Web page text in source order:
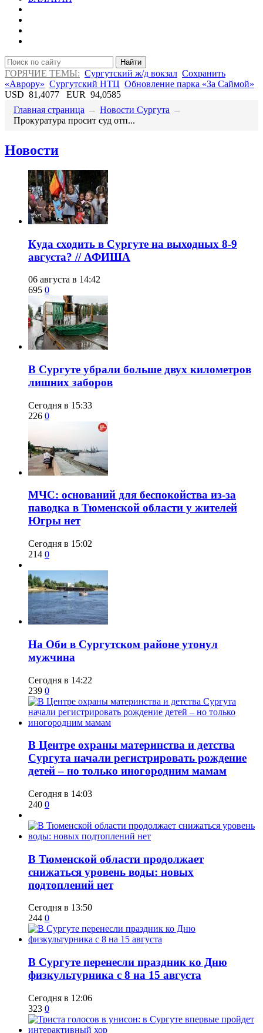
Найти
ГОРЯЧИЕ ТЕМЫ: Сургутский ж/д вокзал Сохранить
«Аврору» Сургутский НТЦ Обновление парка «За Саймой»
USD 81,4077 EUR 94,0585
Главная страница → Новости Сургута →
Прокуратура просит суд отп...
Новости
​Куда сходить в Сургуте на выходных 8-9
августа? // АФИША
06 августа в 14:42
695 0
​В Сургуте убрали больше двух километров
лишних заборов
Сегодня в 15:33
226 0
​МЧС: оснований для беспокойства из-за
паводка в Тюменской области у жителей
Югры нет
Сегодня в 15:02
214 0
​На Оби в Сургутском районе утонул
мужчина
Сегодня в 14:22
239 0
​В Центре охраны материнства и детства
Сургута начали регистрировать рождение
детей – но только иногородним мамам
Сегодня в 14:03
240 0
​В Тюменской области продолжает
снижаться уровень воды: новых
подтоплений нет
Сегодня в 13:50
244 0
​В Сургуте перенесли праздник ко Дню
физкультурника с 8 на 15 августа
Сегодня в 12:06
323 0